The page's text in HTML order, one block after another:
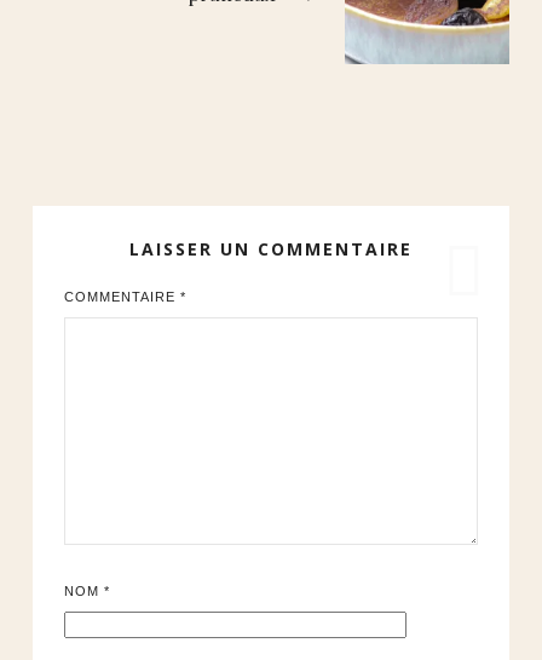
LAISSER UN COMMENTAIRE
COMMENTAIRE *
NOM *